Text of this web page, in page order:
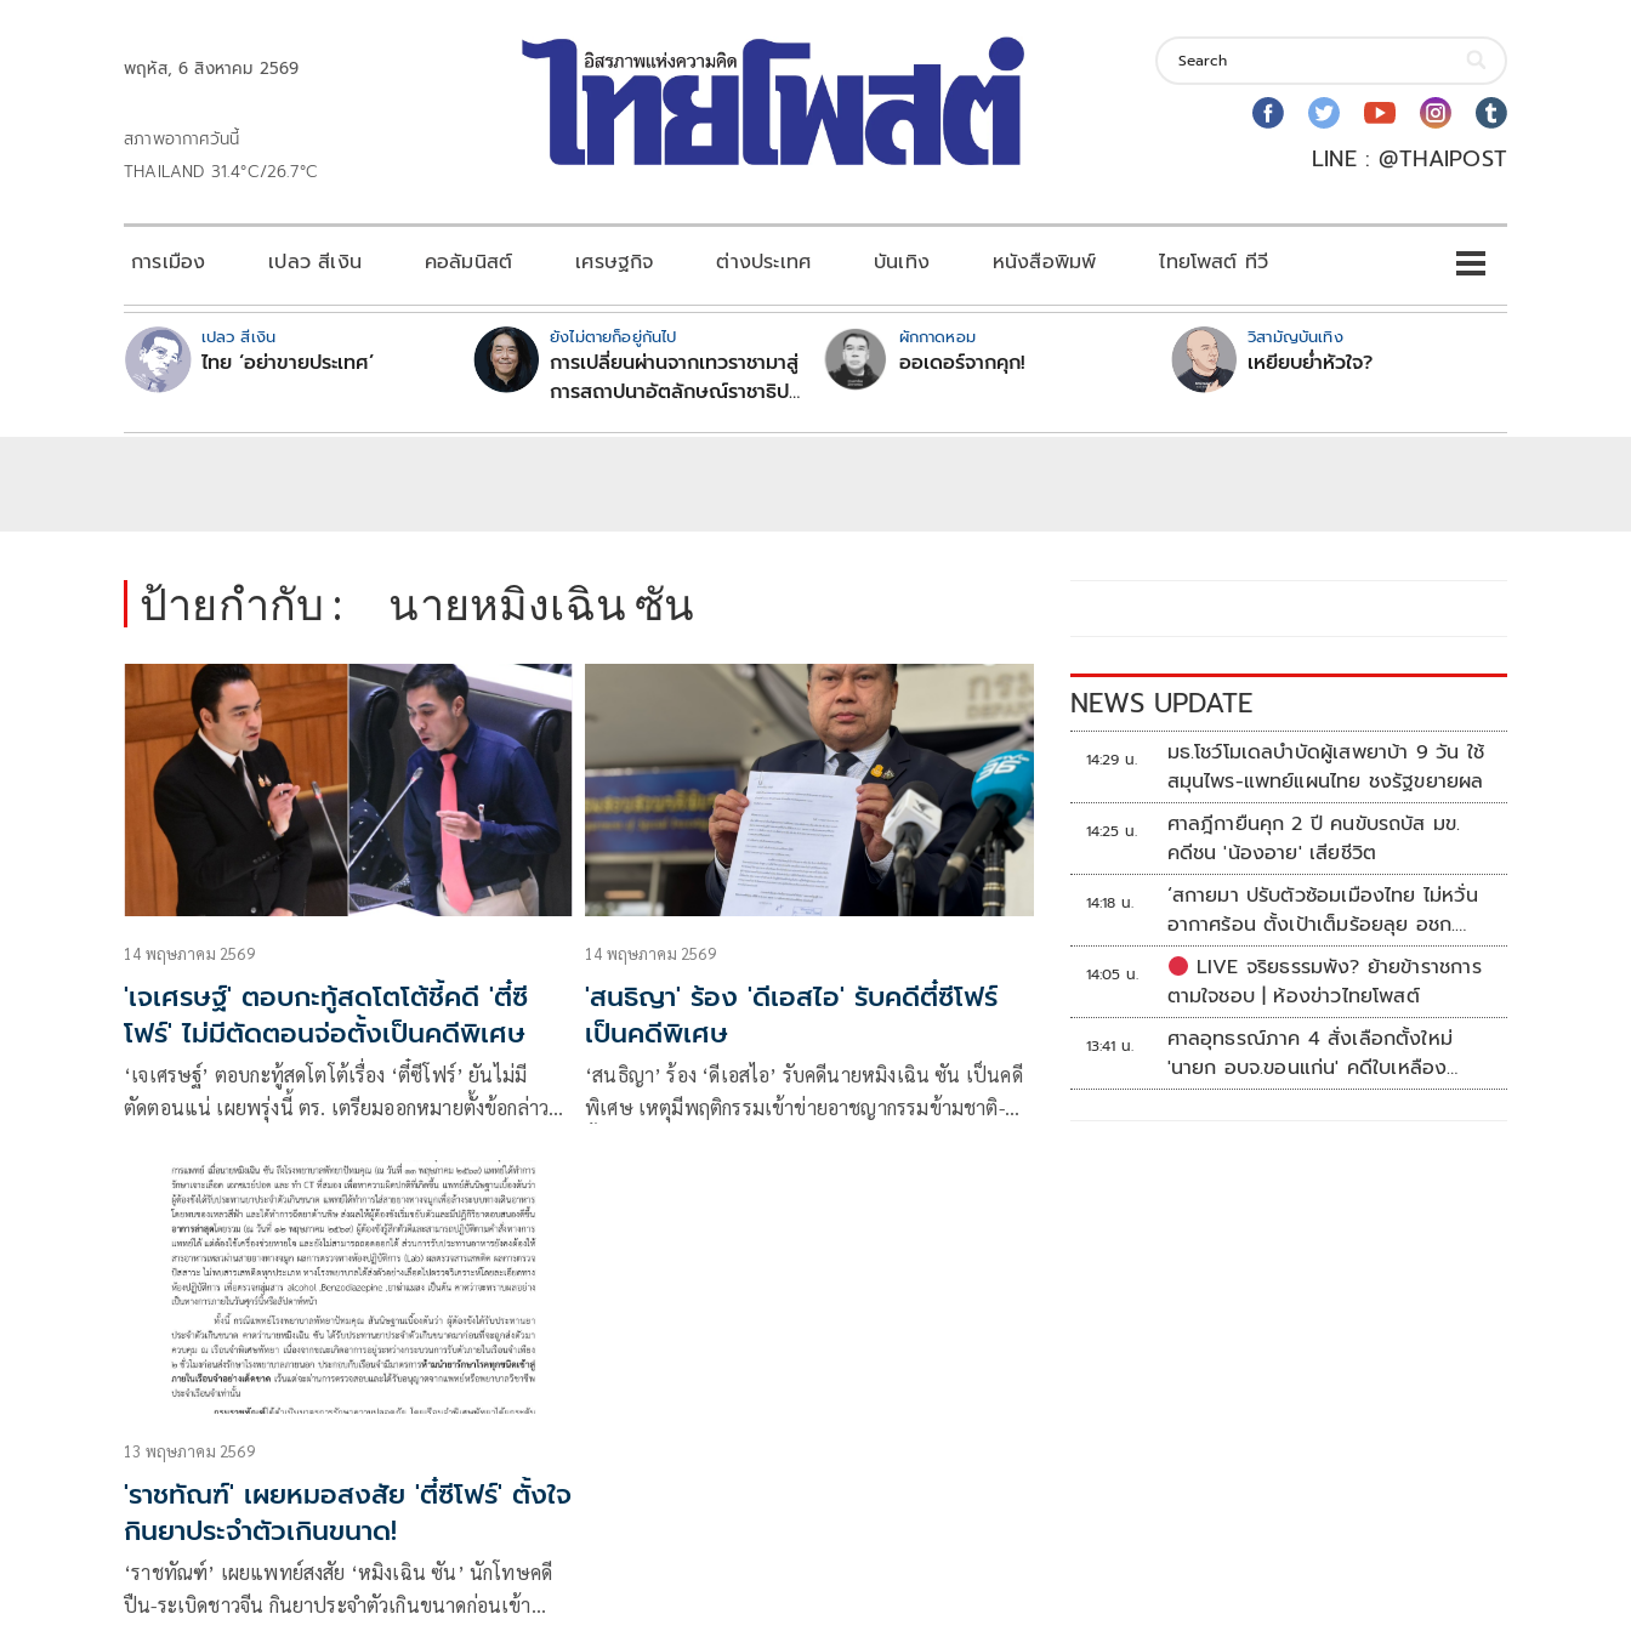
พฤหัส, 6 สิงหาคม 2569
สภาพอากาศวันนี้
THAILAND 31.4°C/26.7°C
LINE : @THAIPOST
การเมือง เปลว สีเงิน คอลัมนิสต์ เศรษฐกิจ ต่างประเทศ บันเทิง หนังสือพิมพ์ ไทยโพสต์ ทีวี
เปลว สีเงิน
ไทย ‘อย่าขายประเทศ’
ยังไม่ตายก็อยู่กันไป
การเปลี่ยนผ่านจากเทวราชามาสู่
การสถาปนาอัตลักษณ์ราชาธิป
ผักกาดหอม
ออเดอร์จากคุก!
วิสามัญบันเทิง
เหยียบย่ำหัวใจ?
ป้ายกำกับ : นายหมิงเฉิน ซัน
14 พฤษภาคม 2569
'เจเศรษฐ์' ตอบกะทู้สดโตโต้ชี้คดี 'ตี๋ซี
โฟร์' ไม่มีตัดตอนจ่อตั้งเป็นคดีพิเศษ
‘เจเศรษฐ์’ ตอบกะทู้สดโตโต้เรื่อง ‘ตี๋ซีโฟร์’ ยันไม่มี
ตัดตอนแน่ เผยพรุ่งนี้ ตร. เตรียมออกหมายตั้งข้อกล่าวหา
ตั้งเป็นคดีพิเศษ
14 พฤษภาคม 2569
'สนธิญา' ร้อง 'ดีเอสไอ' รับคดีตี๋ซีโฟร์
เป็นคดีพิเศษ
‘สนธิญา’ ร้อง ‘ดีเอสไอ’ รับคดีนายหมิงเฉิน ซัน เป็นคดี
พิเศษ เหตุมีพฤติกรรมเข้าข่ายอาชญากรรมข้ามชาติ-
13 พฤษภาคม 2569
'ราชทัณฑ์' เผยหมอสงสัย 'ตี๋ซีโฟร์' ตั้งใจ
กินยาประจำตัวเกินขนาด!
‘ราชทัณฑ์’ เผยแพทย์สงสัย ‘หมิงเฉิน ซัน’ นักโทษคดี
ปืน-ระเบิดชาวจีน กินยาประจำตัวเกินขนาดก่อนเข้า
NEWS UPDATE
14:29 น.
มธ.โชว์โมเดลบำบัดผู้เสพยาบ้า 9 วัน ใช้
สมุนไพร-แพทย์แผนไทย ชงรัฐขยายผล
14:25 น.
ศาลฎีกายืนคุก 2 ปี คนขับรถบัส มข.
คดีชน 'น้องอาย' เสียชีวิต
14:18 น.
‘สกายมา ปรับตัวซ้อมเมืองไทย ไม่หวั่น
อากาศร้อน ตั้งเป้าเต็มร้อยลุย อชก.
2026
14:05 น.
LIVE จริยธรรมพัง? ย้ายข้าราชการ
ตามใจชอบ | ห้องข่าวไทยโพสต์
13:41 น.
ศาลอุทธรณ์ภาค 4 สั่งเลือกตั้งใหม่
'นายก อบจ.ขอนแก่น' คดีใบเหลือง
'วัฒนา ช่างเหลา'